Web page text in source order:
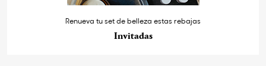
Renueva tu set de belleza estas rebajas
Invitadas